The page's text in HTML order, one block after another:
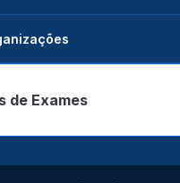
de Exames